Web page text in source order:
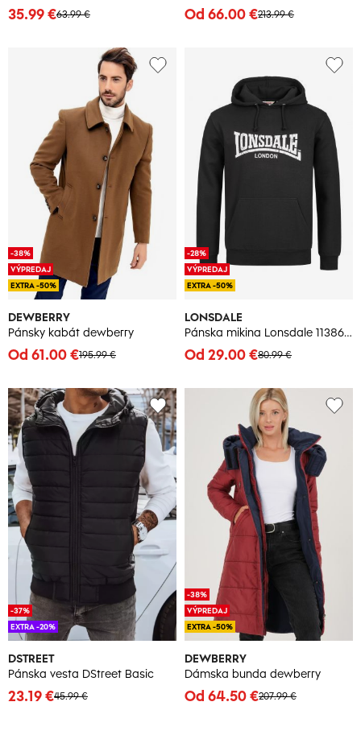
63.99 €
35.99 € 213.99 €
Od 66.00 €
DEWBERRY
Pánsky kabát dewberry
195.99 €
Od 61.00 €
-38%
VÝPREDAJ
EXTRA -50%
LONSDALE
Pánska mikina Lonsdale 113863-Black/White
80.99 €
Od 29.00 €
-28%
VÝPREDAJ
EXTRA -50%
DSTREET
Pánska vesta DStreet Basic
45.99 €
23.19 €
-37%
EXTRA -20%
DEWBERRY
Dámska bunda dewberry
207.99 €
Od 64.50 €
-38%
VÝPREDAJ
EXTRA -50%